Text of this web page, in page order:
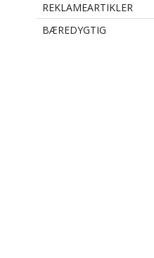
REKLAMEARTIKLER
BÆREDYGTIG